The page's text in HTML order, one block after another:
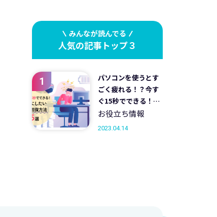
みんなが読んでる
人気の記事トップ３
1
パソコンを使うとす
ごく疲れる！？今す
ぐ15秒でできる！習
慣にしたい疲労回復
方法5選
お役立ち情報
2023.04.14